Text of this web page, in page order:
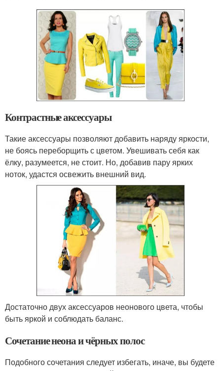
Контрастные аксессуары
Такие аксессуары позволяют добавить наряду яркости,
не боясь переборщить с цветом. Увешивать себя как
ёлку, разумеется, не стоит. Но, добавив пару ярких
ноток, удастся освежить внешний вид.
Достаточно двух аксессуаров неонового цвета, чтобы
быть яркой и соблюдать баланс.
Сочетание неона и чёрных полос
Подобного сочетания следует избегать, иначе, вы будете